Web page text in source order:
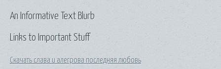
Links to Important Stuff
Скачать слава и алегрова последняя любовь
An Informative Text Blurb